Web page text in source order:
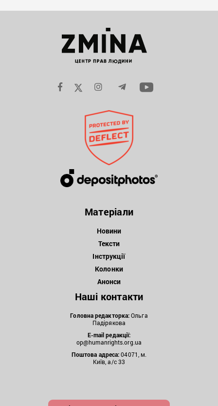
Матеріали
Новини
Тексти
Інструкції
Колонки
Анонси
Наші контакти
Головна редакторка:Ольга
Падірякова
E-mail редакції:
op@humanrights.org.ua
Поштова адреса:04071, м.
Київ, а/с 33